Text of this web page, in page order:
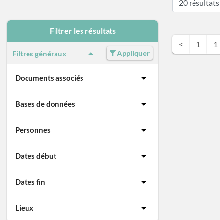
Filtrer les résultats
Filtres généraux Appliquer
Documents associés
Bases de données
Personnes
Dates début
Dates fin
Lieux
< 1 1